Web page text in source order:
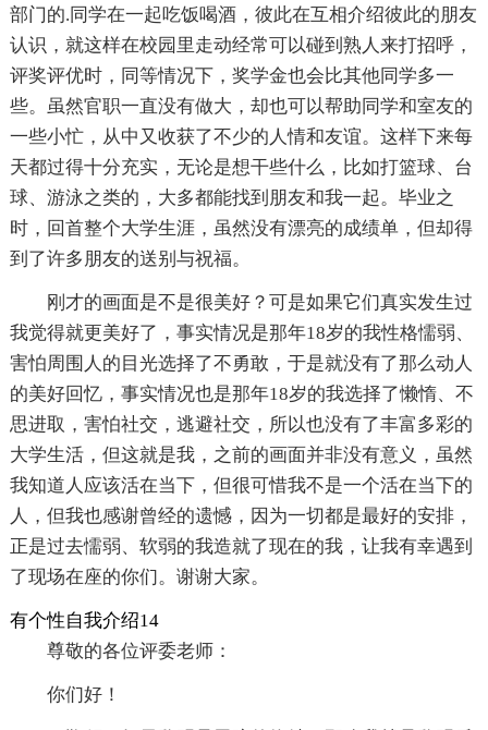
部门的.同学在一起吃饭喝酒，彼此在互相介绍彼此的朋友
认识，就这样在校园里走动经常可以碰到熟人来打招呼，
评奖评优时，同等情况下，奖学金也会比其他同学多一
些。虽然官职一直没有做大，却也可以帮助同学和室友的
一些小忙，从中又收获了不少的人情和友谊。这样下来每
天都过得十分充实，无论是想干些什么，比如打篮球、台
球、游泳之类的，大多都能找到朋友和我一起。毕业之
时，回首整个大学生涯，虽然没有漂亮的成绩单，但却得
到了许多朋友的送别与祝福。
刚才的画面是不是很美好？可是如果它们真实发生过
我觉得就更美好了，事实情况是那年18岁的我性格懦弱、
害怕周围人的目光选择了不勇敢，于是就没有了那么动人
的美好回忆，事实情况也是那年18岁的我选择了懒惰、不
思进取，害怕社交，逃避社交，所以也没有了丰富多彩的
大学生活，但这就是我，之前的画面并非没有意义，虽然
我知道人应该活在当下，但很可惜我不是一个活在当下的
人，但我也感谢曾经的遗憾，因为一切都是最好的安排，
正是过去懦弱、软弱的我造就了现在的我，让我有幸遇到
了现场在座的你们。谢谢大家。
有个性自我介绍14
尊敬的各位评委老师：
你们好！